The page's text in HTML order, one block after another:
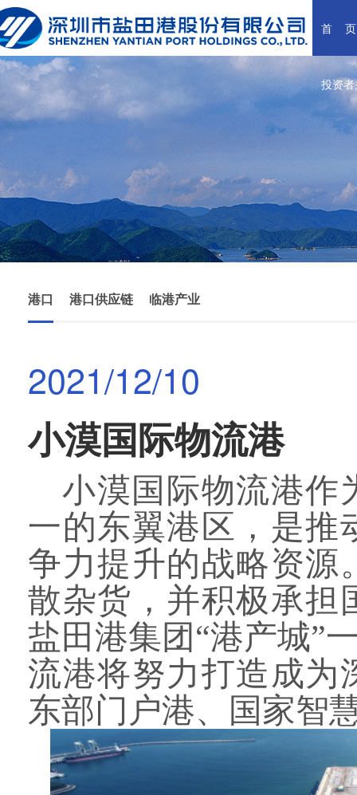
首    页
投资
港口 港口供应链 临港产业
2021/12/10
小漠国际物流港
小漠国际物流港作
一的东翼港区，是推
争力提升的战略资源
散杂货，并积极承担
盐田港集团“港产城”
流港将努力打造成为
东部门户港、国家智